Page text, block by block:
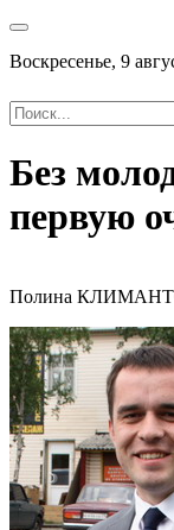
Воскресенье, 9
Без
первую
Полина